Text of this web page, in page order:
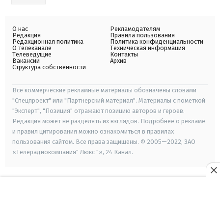
О нас
Редакция
Редакционная политика
О телеканале
Телеведущие
Вакансии
Структура собственности
Рекламодателям
Правила пользования
Политика конфиденциальности
Техническая информация
Контакты
Архив
Все коммерческие рекламные материалы обозначены словами
"Спецпроект" или "Партнерский материал". Материалы с пометкой
"Эксперт", "Позиция" отражают позицию авторов и героев.
Редакция может не разделять их взглядов. Подробнее о рекламе
и правил цитирования можно ознакомиться в правилах
пользования сайтом. Все права защищены. © 2005—2022, ЗАО
«Телерадиокомпания" Люкс "», 24 Канал.